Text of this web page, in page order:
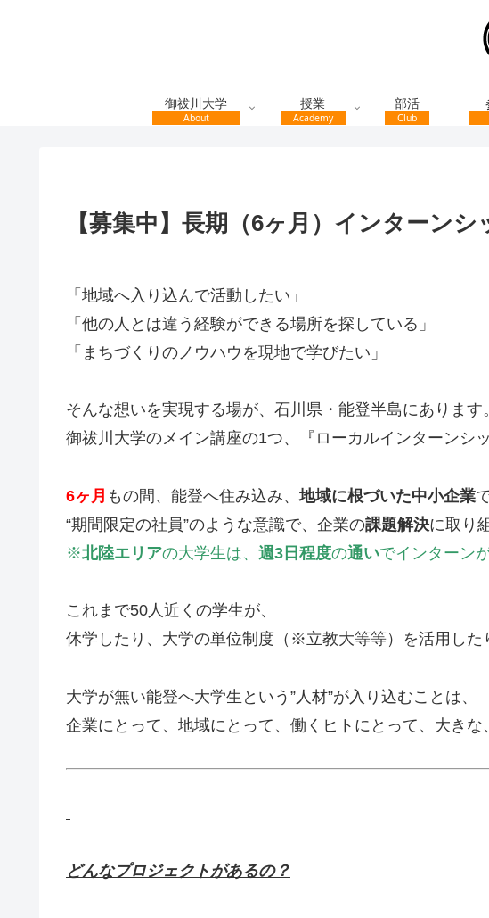
御祓川大学
About
授業
Academy
部活
Club
【募集中】長期（6ヶ月）インターン
「地域へ入り込んで活動したい」
「他の人とは違う経験ができる場所を探している」
「まちづくりのノウハウを現地で学びたい」
そんな想いを実現する場が、石川県・能登半島にあります。
御祓川大学のメイン講座の1つ、『 ローカルインターンシ
6ヶ月 もの間、能登へ住み込み、地域に根づいた中小企業
“期間限定の社員”のような意識で、企業の課題解決に取り
※北陸エリアの大学生は、 週3日程度の通いでインターン
これまで50人近くの学生が、
休学したり、大学の単位制度（※立教大等等）を活用した
大学が無い能登へ大学生という”人材”が入り込むことは、
企業にとって、地域にとって、働くヒトにとって、大きな
どんなプロジェクトがあるの？